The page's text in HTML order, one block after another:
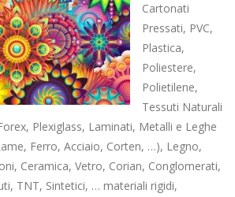
Cartonati
Pressati, PVC,
Plastica,
Poliestere,
Polietilene,
Tessuti Naturali
Plexiglass, Laminati, Metalli e Leghe
Ferro, Acciaio, Corten, …), Legno,
Ceramica, Vetro, Corian, Conglomerati,
TNT, Sintetici, … materiali rigidi,